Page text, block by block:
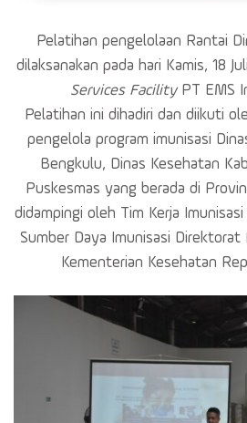
Pelatihan pengelolaan Rantai
dilaksanakan pada hari Kamis, 18
Services FacilityPT EMS
Pelatihan ini dihadiri dan diikuti
pengelola program imunisasi
Bengkulu, Dinas Kesehatan
Puskesmas yang berada di
didampingi oleh Tim Kerja
Sumber Daya Imunisasi Direktorat
Kementerian Kesehatan